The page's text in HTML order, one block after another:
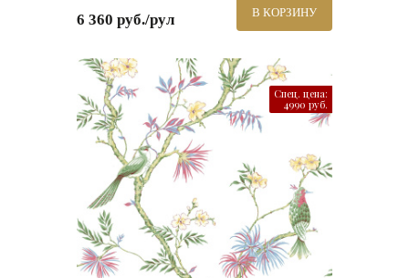
6 360 руб./рул В КОРЗИНУ
Спец. цена:
4990 руб.